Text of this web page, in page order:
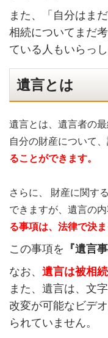
また、「自分はま
相続についてまだ
ている人もいらっし
遺言とは
遺言とは、遺言者の
自分の財産について
ることができます。
さらに、 財産に関す
できますが、遺言の内
る事項は、法律で決ま
この事項を 『遺言
なお、 遺言は被相
また、遺言は、文
改変が可能なビデ
られていません。